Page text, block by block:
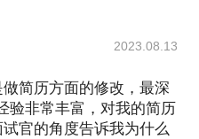
2023.08.13
简历方面的修改，最深
验非常丰富，对我的简历
官的角度告诉我为什么